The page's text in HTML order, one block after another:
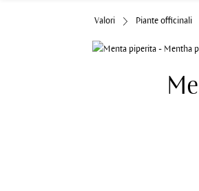
Valori Piante officinali